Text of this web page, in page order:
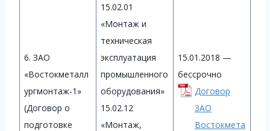
6. ЗАО
«Востокметалл
ургмонтаж-1»
(Договор о
подготовке
15.02.01
«Монтаж и
техническая
эксплуатация
промышленного
оборудования»
15.02.12
«Монтаж,
15.01.2018 —
бессрочно
Договор
ЗАО
Востокмета